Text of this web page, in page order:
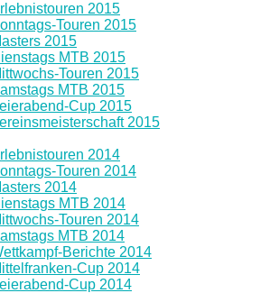
2015
Touren 2015
2015
MTB 2015
Touren 2015
MTB 2015
Cup 2015
2015
2014
Touren 2014
2014
MTB 2014
Touren 2014
MTB 2014
Berichte 2014
Cup 2014
Cup 2014